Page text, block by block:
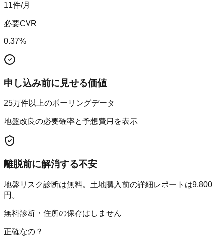
11件/月
必要CVR
0.37%
申し込み前に見せる価値
25万件以上のボーリングデータ
地盤改良の必要確率と予想費用を表示
離脱前に解消する不安
地盤リスク診断は無料。土地購入前の詳細レポートは9,800
円。
無料診断・住所の保存はしません
正確なの？